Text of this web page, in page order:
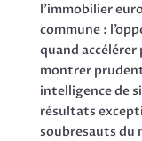
l’immobilier
commune :
quand
montrer
intelligence de
résultats
soubresauts du